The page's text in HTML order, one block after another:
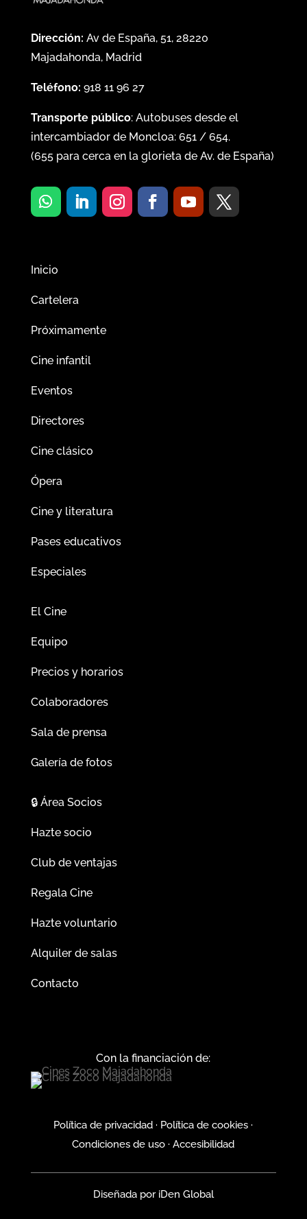
Dirección: Av de España, 51, 28220
Majadahonda, Madrid
Teléfono: 918 11 96 27
Transporte público: Autobuses desde el
intercambiador de Moncloa: 651/ 654.
(655para cerca en la glorieta de Av. de España)
Inicio
Cartelera
Próximamente
Cine infantil
Eventos
Directores
Cine clásico
Ópera
Cine y literatura
Pases educativos
Especiales
El Cine
Equipo
Precios y horarios
Colaboradores
Sala de prensa
Galería de fotos
🔒Área Socios
Hazte socio
Club de ventajas
Regala Cine
Hazte voluntario
Alquiler de salas
Contacto
Con la financiación de:
Política de privacidad · Política de cookies ·
Condiciones de uso ·Accesibilidad
Diseñada poriDen Global